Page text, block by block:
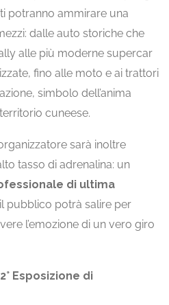
potranno ammirare una
dalle auto storiche che
alle più moderne supercar
fino alle moto e ai trattori
simbolo dell’anima
cuneese.
sarà inoltre
tasso di adrenalina: un
di ultima
pubblico potrà salire per
l’emozione di un vero giro
Esposizione di